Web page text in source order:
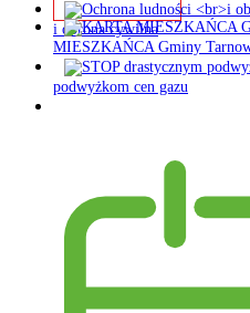
i obrona cywilna
MIESZKAŃCA Gminy
podwyżkom cen gazu